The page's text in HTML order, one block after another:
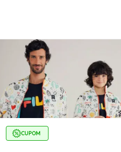
CUPOM